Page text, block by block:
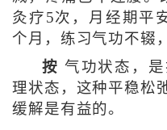
灸疗5次，月经期平
个月，练习气功不辍
按 气功状态，
理状态，这种平稳松
缓解是有益的。